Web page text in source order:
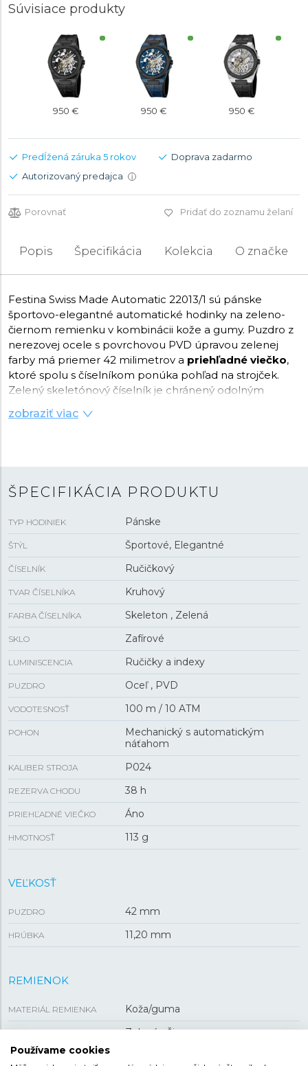
Súvisiace produkty
950 € 950 € 950 €
Predĺžená záruka 5 rokov
Doprava zadarmo
Autorizovaný predajca
i
Porovnať Pridať do zoznamu želaní
Popis Špecifikácia Kolekcia O značke
Festina Swiss Made Automatic 22013/1 sú pánske
športovo-elegantné automatické hodinky na zeleno-
čiernom remienku v kombinácii kože a gumy. Puzdro z
nerezovej ocele s povrchovou PVD úpravou zelenej
farby má priemer 42 milimetrov a priehľadné viečko,
ktoré spolu s číselníkom ponúka pohľad na strojček.
Zelený skeletónový číselník je chránený odolným
zafírovým sklíčkom
luminiscenčný náter
automatickým náťahom a rezervou chodu38 hodín. S
10 ATM
či šnorchlovanie.
zobraziť viac
ŠPECIFIKÁCIA PRODUKTU
TYP HODINIEK Pánske
ŠTÝL Športové, Elegantné
ČÍSELNÍK Ručičkový
TVAR ČÍSELNÍKA Kruhový
FARBA ČÍSELNÍKA Skeleton , Zelená
SKLO Zafírové
LUMINISCENCIA Ručičky a indexy
PUZDRO Oceľ , PVD
VODOTESNOSŤ 100 m / 10 ATM
POHON
Mechanický s automatickým
náťahom
KALIBER STROJA P024
REZERVA CHODU 38 h
PRIEHĽADNÉ VIEČKO Áno
HMOTNOSŤ 113 g
VEĽKOSŤ
PUZDRO 42 mm
HRÚBKA 11,20 mm
REMIENOK
MATERIÁL REMIENKA Koža/guma
FARBA REMIENKA Zelená , Čierna
ROZTEČ
Používame cookies